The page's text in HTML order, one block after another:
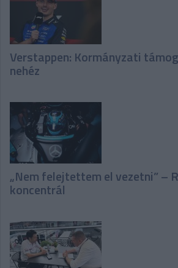
Verstappen: Kormányzati
nehéz
„Nem felejtettem el vezetni” –
koncentrál